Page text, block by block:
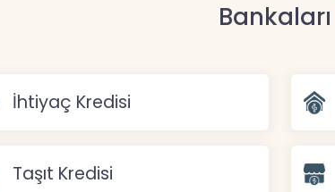
Bankaları
İhtiyaç Kredisi
Taşıt Kredisi